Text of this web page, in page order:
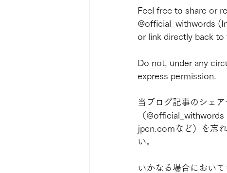
Feel free to share or
@official_withwords
or link directly back to
Do not, under any
express permission.
当ブログ記事のシェ
（
jpen.comなど）を忘
い。
いかなる場合におい